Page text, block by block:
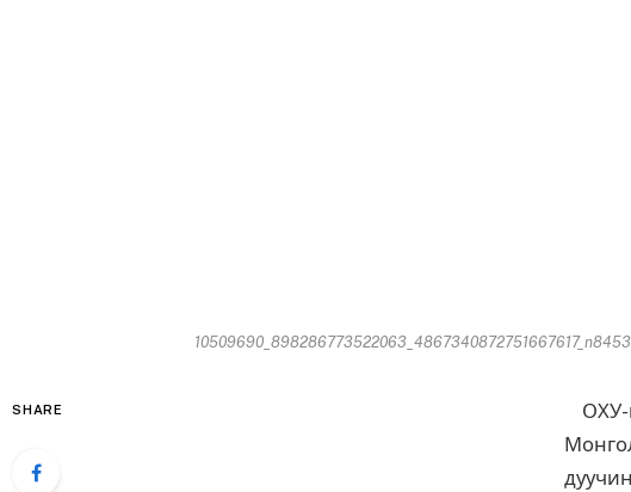
SHARE
ОХУ-